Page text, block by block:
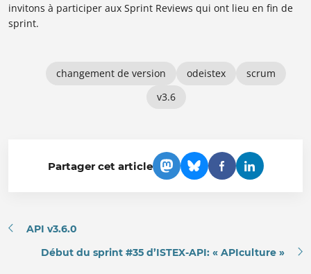
invitons à participer aux Sprint Reviews qui ont lieu en fin de
sprint.
changement de version odeistex
scrum
v3.6
Partager cet article
API v3.6.0
Début du sprint #35 d’ISTEX-API: « APIculture »